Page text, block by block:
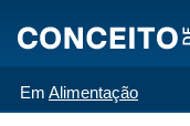
Em Alimentação